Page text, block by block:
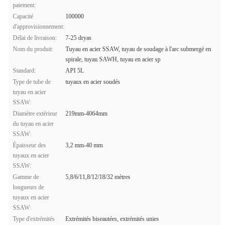
paiement:
Capacité
d'approvisionnement:
100000
Délai de livraison:
7-25 dryas
Nom du produit:
Tuyau en acier SSAW, tuyau de soudage à l'arc submergé en
spirale, tuyau SAWH, tuyau en acier sp
Standard:
API 5L
Type de tube de
tuyau en acier
SSAW:
tuyaux en acier soudés
Diamètre extérieur
du tuyau en acier
SSAW:
219mm-4064mm
Épaisseur des
tuyaux en acier
SSAW:
3,2 mm-40 mm
Gamme de
longueurs de
tuyaux en acier
SSAW:
5,8/6/11,8/12/18/32 mètres
Type d'extrémités
Extrémités biseautées, extrémités unies